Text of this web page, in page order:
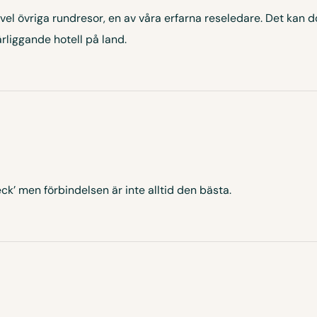
övriga rundresor, en av våra erfarna reseledare. Det kan
hotell på land.
men förbindelsen är inte alltid den bästa.